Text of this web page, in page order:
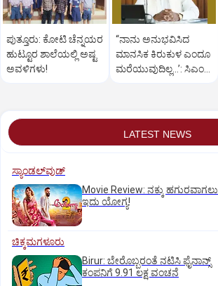
ಪುತ್ತೂರು: ಕೋಟಿ ಚೆನ್ನಯರ
ಹುಟ್ಟೂರ ಶಾಲೆಯಲ್ಲಿ ಅಷ್ಟ
ಅವಳಿಗಳು!
“ನಾನು ಅನುಭವಿಸಿದ
ಮಾನಸಿಕ ಕಿರುಕುಳ ಎಂದೂ
ಮರೆಯುವುದಿಲ್ಲ…’: ಸಿಎಂ
LATEST NEWS
ಸ್ಯಾಂಡಲ್‌ವುಡ್‌
Movie Review: ನಕ್ಕು ಹಗುರವಾಗಲು
ಇದು ಯೋಗ್ಯ!
ಚಿಕ್ಕಮಗಳೂರು
Birur: ಬೇರೊಬ್ಬರಂತೆ ನಟಿಸಿ ಫೈನಾನ್ಸ್
ಕಂಪನಿಗೆ 9.91 ಲಕ್ಷ ವಂಚನೆ